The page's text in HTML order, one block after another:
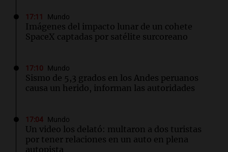
17:11 Mundo
Imágenes del impacto lunar de un cohete
SpaceX captadas por satélite surcoreano
17:10 Mundo
Sismo de 5,3 grados en los Andes peruanos
causa un herido, informan las autoridades
17:04 Mundo
Un video los delató: multaron a dos turistas
por tener relaciones en un auto en plena
autopista